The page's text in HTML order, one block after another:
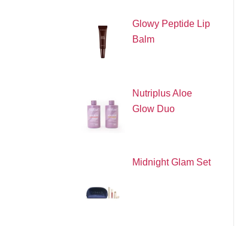
Glowy Peptide Lip
Balm
Nutriplus Aloe
Glow Duo
Midnight Glam Set